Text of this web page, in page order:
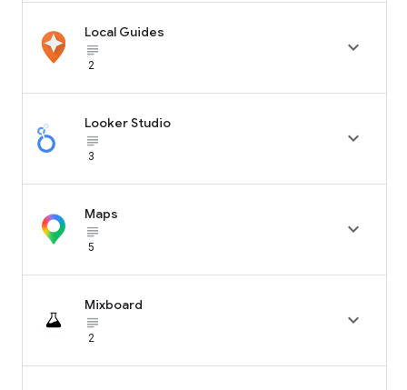
Local Guides
subject_black
2

Looker Studio
subject_black
3

Maps
subject_black
5

Mixboard
subject_black
2
